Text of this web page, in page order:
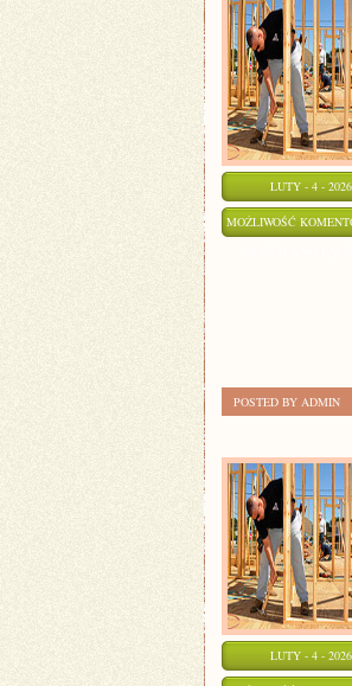
LUTY - 4 - 2026
MOŻLIWOŚĆ
POSTED BY ADMIN
LUTY - 4 - 2026